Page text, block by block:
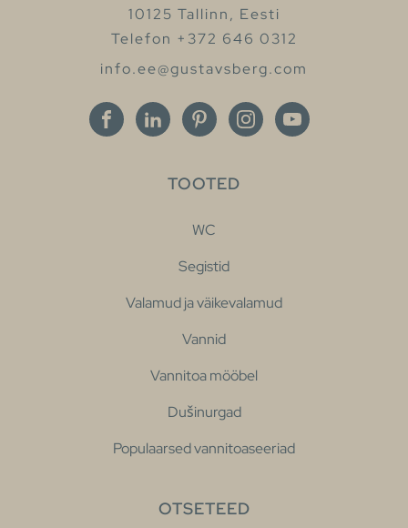
10125 Tallinn, Eesti
Telefon +372 646 0312
info.ee@gustavsberg.com
TOOTED
WC
Segistid
Valamud ja väikevalamud
Vannid
Vannitoa mööbel
Dušinurgad
Populaarsed vannitoaseeriad
OTSETEED